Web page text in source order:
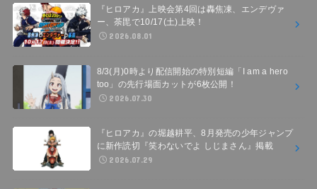
『ヒロアカ』上映会第4回は轟焦凍、エンデヴァ
ー、荼毘で10/17(土)上映！
2026.08.01
8/3(月)0時より配信開始の特別短編「I am a hero
too」の先行場面カットが6枚公開！
2026.07.30
『ヒロアカ』の堀越耕平、8月発売の少年ジャンプ
に新作読切『笑わないでよ しじまさん』掲載
2026.07.29